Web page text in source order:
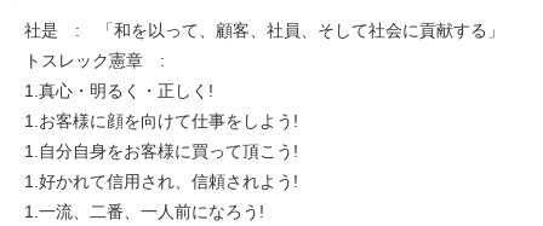
社是 : 「和を以って、顧客、社員、そして社会に貢献する」
トスレック憲章 :
1.真心・明るく・正しく!
1.お客様に顔を向けて仕事をしよう!
1.自分自身をお客様に買って頂こう!
1.好かれて信用され、信頼されよう!
1.一流、二番、一人前になろう!